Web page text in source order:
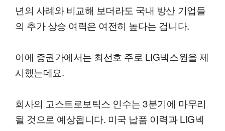
년의 사례와 비교해 보더라도 국내 방산 기업들
의 추가 상승 여력은 여전히 높다는 겁니다.
이에 증권가에서는 최선호 주로 LIG넥스원을 제
시했는데요.
회사의 고스트로보틱스 인수는 3분기에 마무리
될 것으로 예상됩니다. 미국 납품 이력과 LIG넥